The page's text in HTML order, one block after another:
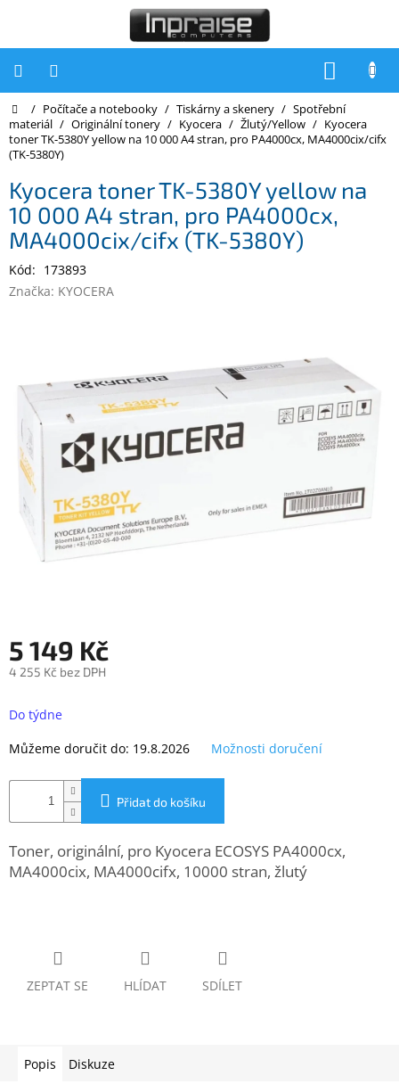
Počítače
Počítače
Inpraise
Notebooky
Tiskárny
Monitory
Akce
Kontakty
objednávka
antiviru
ESET
nás
Realizované
projekty
servisy
a
pojištění
www.inpraise.cz
sport
zahrada
Domů
/ Počítače a notebooky / Tiskárny a skenery / Spotřební
materiál / Originální tonery / Kyocera / Žlutý/Yellow / Kyocera
toner TK-5380Y yellow na 10 000 A4 stran, pro PA4000cx, MA4000cix/cifx
(TK-5380Y)
Kyocera toner TK-5380Y yellow na
10 000 A4 stran, pro PA4000cx,
MA4000cix/cifx (TK-5380Y)
Kód: 173893
Značka: KYOCERA
5 149 Kč
4 255 Kč bez DPH
cena:
Do týdne
Můžeme doručit do: 19.8.2026 Možnosti doručení
Přidat do košíku
Toner, originální, pro Kyocera ECOSYS PA4000cx,
MA4000cix, MA4000cifx, 10000 stran, žlutý
ZEPTAT SE HLÍDAT SDÍLET
Popis Diskuze